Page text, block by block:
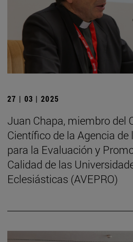
27 | 03 | 2025
Juan Chapa, miembro del
Científico de la Agencia de
para la Evaluación y
Calidad de las
Eclesiásticas (AVEPRO)